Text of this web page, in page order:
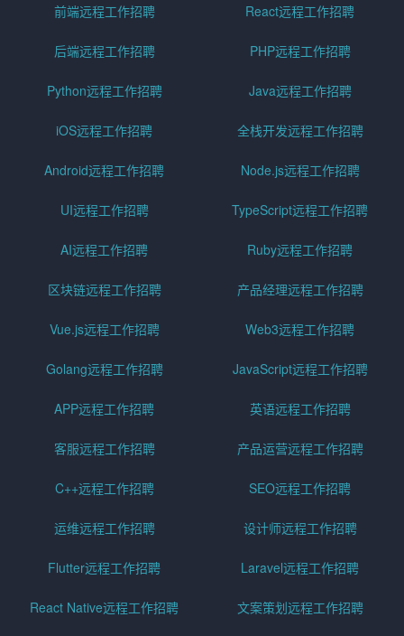
前端远程工作招聘 React远程工作招聘
后端远程工作招聘 PHP远程工作招聘
Python远程工作招聘 Java远程工作招聘
iOS远程工作招聘 全栈开发远程工作招聘
Android远程工作招聘 Node.js远程工作招聘
UI远程工作招聘 TypeScript远程工作招聘
AI远程工作招聘 Ruby远程工作招聘
区块链远程工作招聘 产品经理远程工作招聘
Vue.js远程工作招聘 Web3远程工作招聘
Golang远程工作招聘 JavaScript远程工作招聘
APP远程工作招聘 英语远程工作招聘
客服远程工作招聘 产品运营远程工作招聘
C++远程工作招聘 SEO远程工作招聘
运维远程工作招聘 设计师远程工作招聘
Flutter远程工作招聘 Laravel远程工作招聘
React Native远程工作招聘 文案策划远程工作招聘